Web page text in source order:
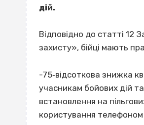
дій.
Відповідно до статті 12
захисту», бійці мають
-75‐відсоткова знижка
учасникам бойових дій
встановлення на
користування телефоном